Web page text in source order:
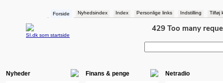
Forside Nyhedsindex Index Personlige links Indstilling Tilføj
SI.dk som startside
Nyheder
Finans & penge
Netradio